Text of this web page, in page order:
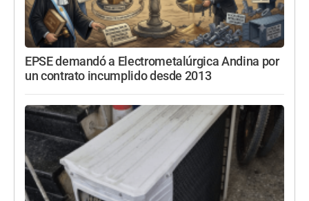
EPSE demandó a Electrometalúrgica Andina por
un contrato incumplido desde 2013